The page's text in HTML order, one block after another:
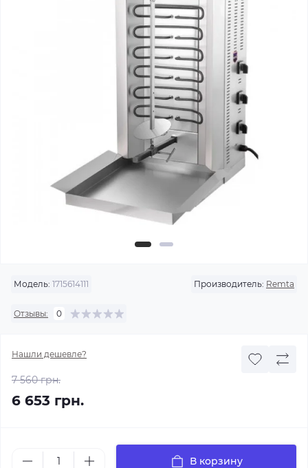
Модель: 1715614111 Производитель: Remta
Отзывы: 0
Нашли дешевле?
7 560 грн.
6 653 грн.
В корзину